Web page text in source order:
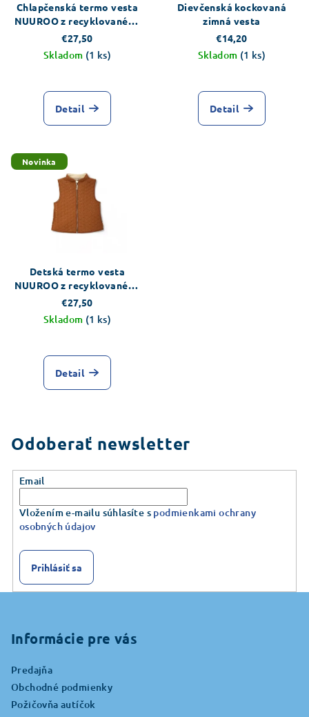
Chlapčenská termo vesta
NUUROO z recyklovaného
polyesteru
€27,50
Skladom (1 ks)
Detail
Dievčenská kockovaná
zimná vesta
€14,20
Skladom (1 ks)
Detail
Novinka
Detská termo vesta
NUUROO z recyklovaného
polyesteru
€27,50
Skladom (1 ks)
Detail
Odoberať newsletter
Email
Vložením e-mailu súhlasíte s podmienkami ochrany
osobných údajov
Prihlásiť sa
Informácie pre vás
Predajňa
Obchodné podmienky
Požičovňa autíčok